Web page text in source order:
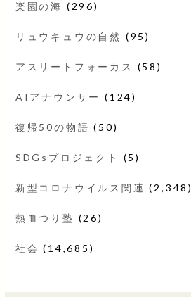
楽園の海 (296)
リュウキュウの自然 (95)
アスリートフォーカス (58)
AIアナウンサー (124)
復帰50の物語 (50)
SDGsプロジェクト (5)
新型コロナウイルス関連 (2,348)
熱血つり塾 (26)
社会 (14,685)